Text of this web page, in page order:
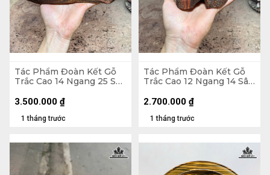
Tác Phẩm Đoàn Kết Gỗ
Trắc Cao 14 Ngang 25 Sâu
1 tháng trước
3.500.000 ₫
Tác Phẩm Đoàn Kết Gỗ
Trắc Cao 12 Ngang 14 Sâu
1 tháng trước
2.700.000 ₫